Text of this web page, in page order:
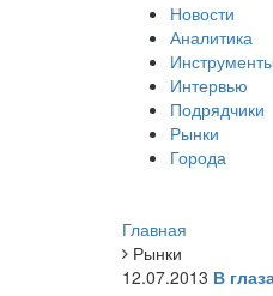
Новости
Аналитика
Инструменты
Интервью
Подрядчики
Рынки
Города
Главная
Рынки
12.07.2013 В